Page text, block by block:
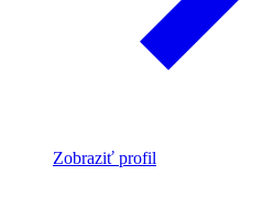
Zobraziť profil